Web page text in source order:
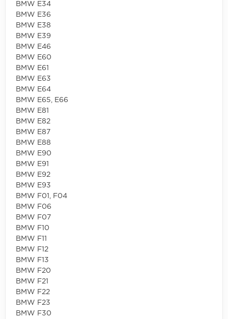
BMW E34
BMW E36
BMW E38
BMW E39
BMW E46
BMW E60
BMW E61
BMW E63
BMW E64
BMW E65, E66
BMW E81
BMW E82
BMW E87
BMW E88
BMW E90
BMW E91
BMW E92
BMW E93
BMW F01, F04
BMW F06
BMW F07
BMW F10
BMW F11
BMW F12
BMW F13
BMW F20
BMW F21
BMW F22
BMW F23
BMW F30